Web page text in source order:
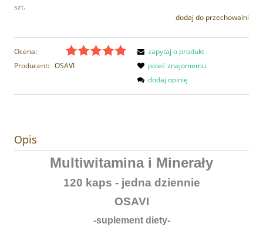
szt.
dodaj do przechowalni
Ocena:
Producent: OSAVI
zapytaj o produkt
poleć znajomemu
dodaj opinię
Opis
Multiwitamina i Minerały
120 kaps - jedna dziennie
OSAVI
-suplement diety-